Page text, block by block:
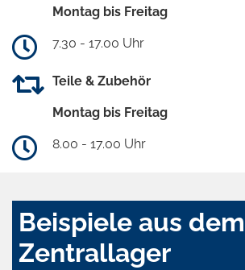
Montag bis Freitag
7.30 - 17.00 Uhr
Teile & Zubehör
Montag bis Freitag
8.00 - 17.00 Uhr
Beispiele aus dem
Zentrallager